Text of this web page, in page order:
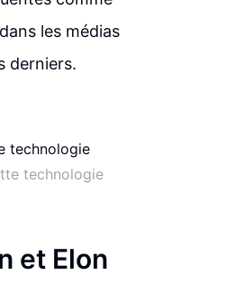
les médias
derniers.
technologie
et Elon